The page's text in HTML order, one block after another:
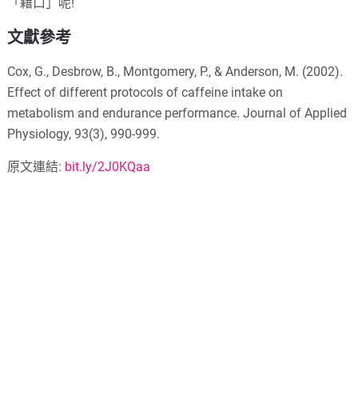
文獻參考
Cox, G., Desbrow, B., Montgomery, P., & Anderson, M. (2002).
Effect of different protocols of caffeine intake on
metabolism and endurance performance. Journal of Applied
Physiology, 93(3), 990-999.
原文連結: bit.ly/2J0KQaa